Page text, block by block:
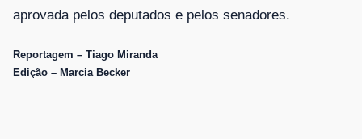
aprovada pelos deputados e pelos senadores.
Reportagem – Tiago Miranda
Edição – Marcia Becker